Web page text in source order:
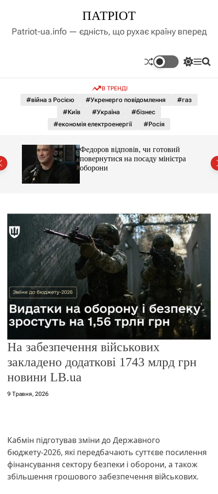
д
у
ПАТРІОТ
Patriot-ua.info — єдність, що рухає країну вперед
П
м
о
л
ь
г
о
р
е
ж
и
м
у
М П
В ТРЕНДІ
#війна з Росією #Укренерго повідомлення
#газ
#Київ
#Україна
#бізнес
#економія електроенергії
#Росія
Федоров відповів, чи готовий
повернутися на посаду міністра
оборони
На забезпечення військових
закладено додаткові 1743 млрд грн
новини LB.ua
9 Травня, 2026
Кабмін підготував зміни до Державного
бюджету-2026, які передбачають суттєве посилення
фінансування сектору безпеки і оборони, а також
збільшення грошового забезпечення військових.